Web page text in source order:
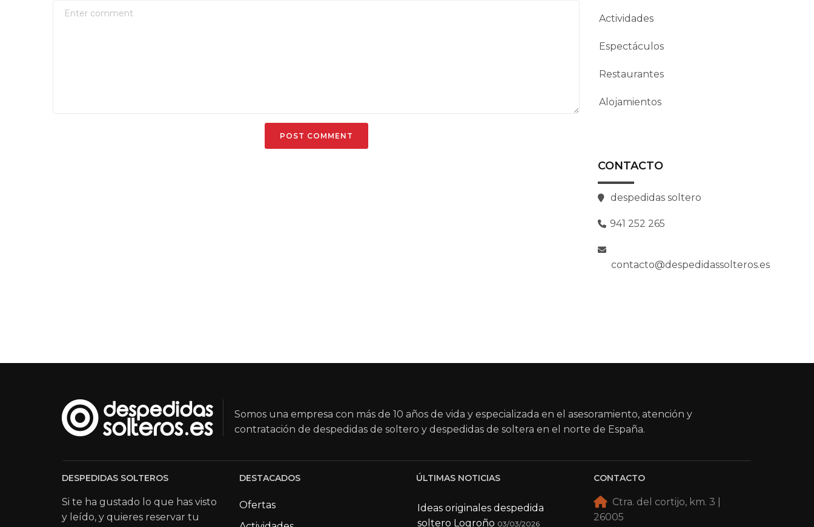
Actividades
Espectáculos
Restaurantes
Alojamientos
CONTACTO
despedidas soltero
941 252 265
contacto@despedidassolteros.es
Somos una empresa con más de 10 años de vida y especializada en el asesoramiento, atención y
contratación de despedidas de soltero y despedidas de soltera en el norte de España.
DESPEDIDAS SOLTEROS
Si te ha gustado lo que has visto
y leído, y quieres reservar tu
DESTACADOS
Ofertas
ÚLTIMAS NOTICIAS
Ideas originales despedida
soltero Logroño 03/03/2026
CONTACTO
Ctra. del cortijo, km. 3 |
26005